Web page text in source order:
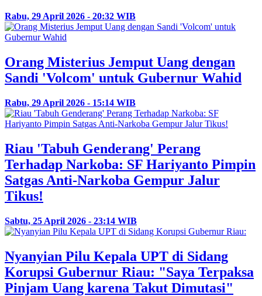
Rabu, 29 April 2026 - 20:32 WIB
Orang Misterius Jemput Uang dengan
Sandi 'Volcom' untuk Gubernur Wahid
Rabu, 29 April 2026 - 15:14 WIB
Riau 'Tabuh Genderang' Perang
Terhadap Narkoba: SF Hariyanto Pimpin
Satgas Anti-Narkoba Gempur Jalur
Tikus!
Sabtu, 25 April 2026 - 23:14 WIB
Nyanyian Pilu Kepala UPT di Sidang
Korupsi Gubernur Riau: "Saya Terpaksa
Pinjam Uang karena Takut Dimutasi"